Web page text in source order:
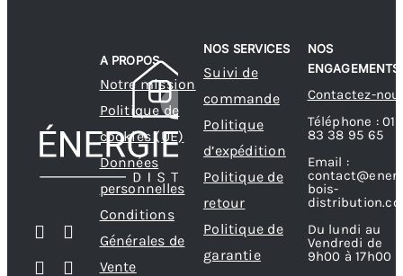
A PROPOS
Notre mission
Politique de
cookies (UE)
Données
personnelles
Conditions
Générales de
Vente
NOS SERVICES
Suivi de
commande
Politique
d’expédition
Politique de
retour
Politique de
garantie
NOS
ENGAGEMENTS
Contactez-
Téléphone : 01
83 38 95 65
Email :
bois-
Du lundi au
Vendredi de
9h00 à 17h00